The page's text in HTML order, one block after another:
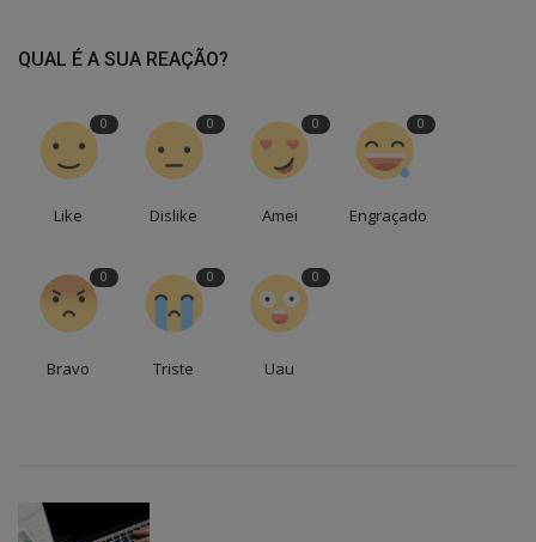
QUAL É A SUA REAÇÃO?
0
Like
0
Dislike
0
Amei
0
Engraçado
0
Bravo
0
Triste
0
Uau